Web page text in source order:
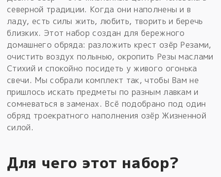
Оберег в подарок
к заказу от 3 тыс. руб.
северной традиции. Когда они наполнены и в
ладу, есть силы жить, любить, творить и беречь
близких. Этот набор создан для бережного
домашнего обряда: разложить крест озёр Резами,
очистить воздух полынью, окропить Резы маслами
Стихий и спокойно посидеть у живого огонька
свечи. Мы собрали комплект так, чтобы Вам не
пришлось искать предметы по разным лавкам и
сомневаться в заменах. Всё подобрано под один
обряд троекратного наполнения озёр Жизненной
силой.
Для чего этот набор?